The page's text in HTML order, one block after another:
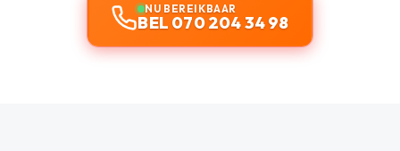
NU BEREIKBAAR
BEL 070 204 34 98